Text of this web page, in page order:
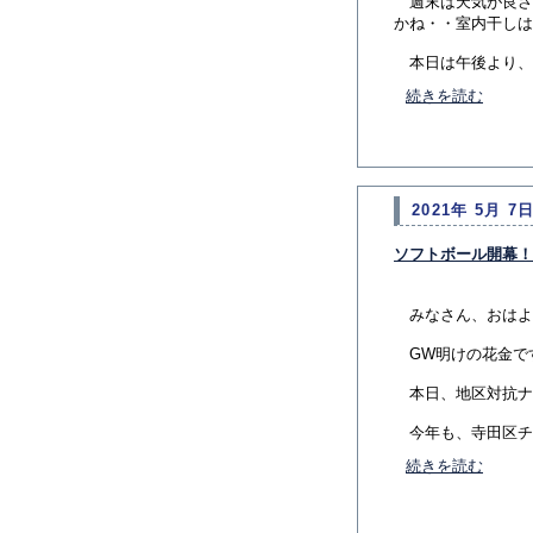
かね・・室内干し
本日は午後より
続きを読む
2021年 5月 7
ソフトボール開幕
みなさん、おは
GW明けの花金で
本日、地区対抗
今年も、寺田区
続きを読む